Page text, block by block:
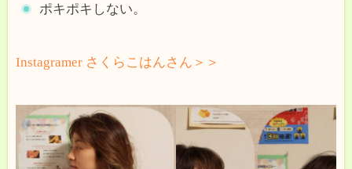
ポキポキしない。
Instagramer さくらこはんさん＞＞